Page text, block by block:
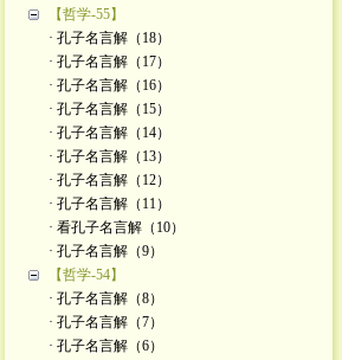
【哲学-55】
· 孔子名言解（18）
· 孔子名言解（17）
· 孔子名言解（16）
· 孔子名言解（15）
· 孔子名言解（14）
· 孔子名言解（13）
· 孔子名言解（12）
· 孔子名言解（11）
· 看孔子名言解（10）
· 孔子名言解（9）
【哲学-54】
· 孔子名言解（8）
· 孔子名言解（7）
· 孔子名言解（6）